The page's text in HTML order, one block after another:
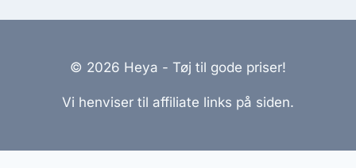
© 2026 Heya - Tøj til gode priser!
Vi henviser til affiliate links på siden.